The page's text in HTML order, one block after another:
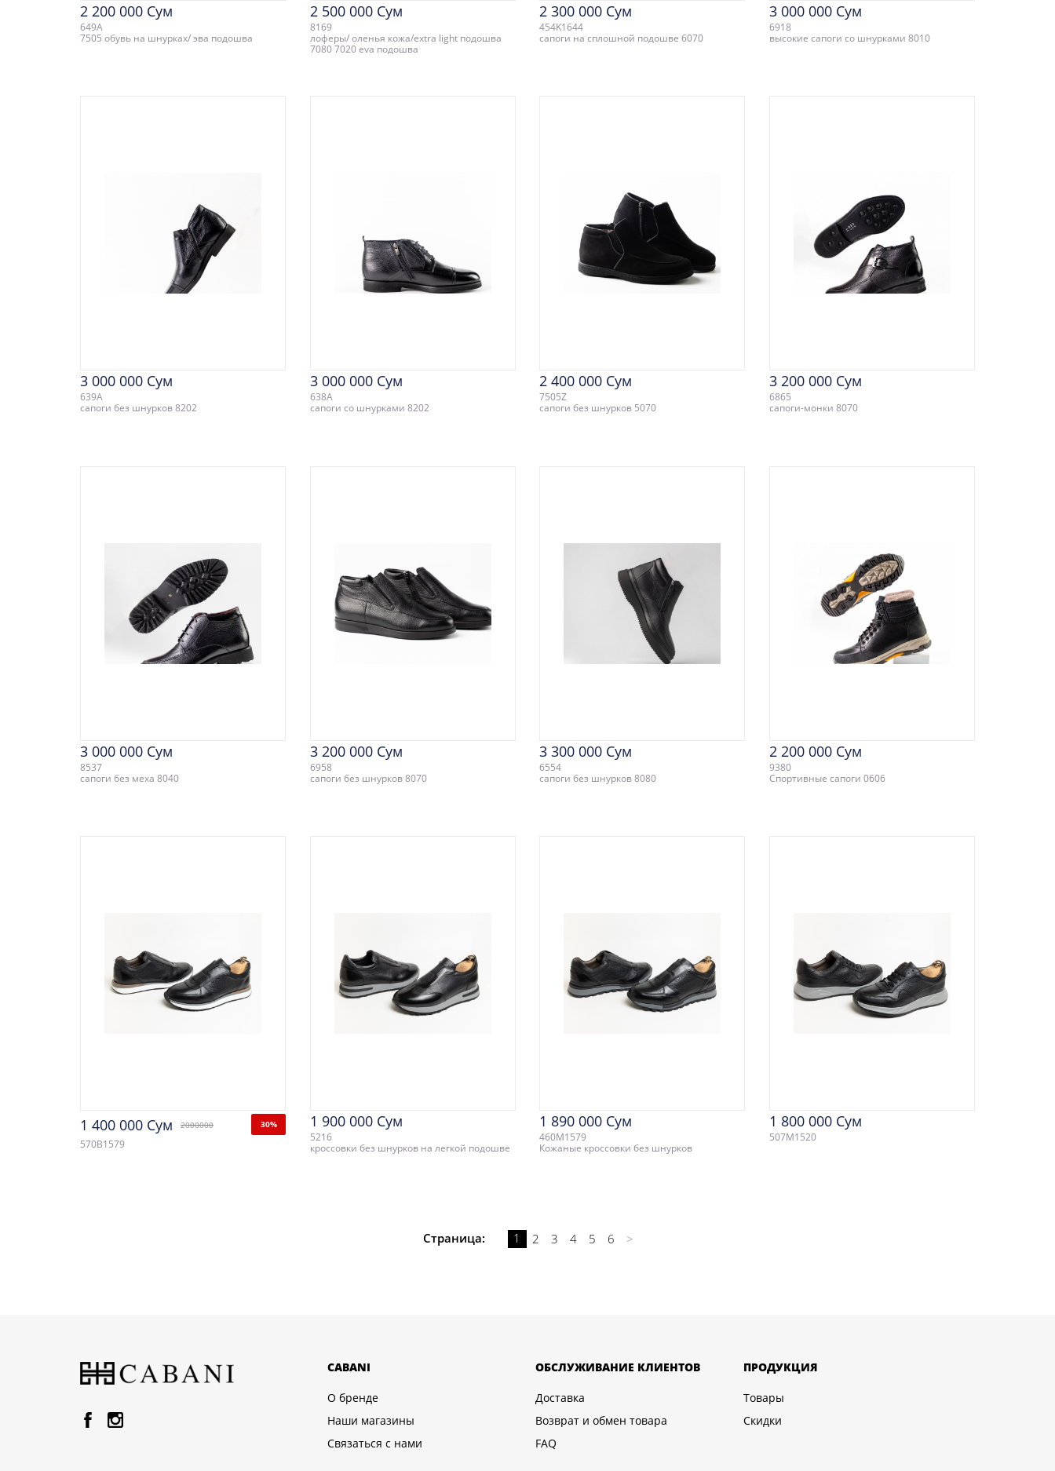
2 200 000 Сум
649A
7505 обувь на шнурках/ эва подошва
2 500 000 Сум
8169
лоферы/ оленья кожа/extra light подошва
7080 7020 eva подошва
2 300 000 Сум
454K1644
сапоги на сплошной подошве 6070
3 000 000 Сум
6918
высокие сапоги со шнурками 8010
3 000 000 Сум
639A
сапоги без шнурков 8202
3 000 000 Сум
638A
сапоги со шнурками 8202
2 400 000 Сум
7505Z
сапоги без шнурков 5070
3 200 000 Сум
6865
сапоги-монки 8070
3 000 000 Сум
8537
сапоги без меха 8040
3 200 000 Сум
6958
сапоги без шнурков 8070
3 300 000 Сум
6554
сапоги без шнурков 8080
2 200 000 Сум
9380
Спортивные сапоги 0606
1 400 000 Сум 2000000 30%
570B1579
1 900 000 Сум
5216
кроссовки без шнурков на легкой подошве
1 890 000 Сум
460M1579
Кожаные кроссовки без шнурков
1 800 000 Сум
507M1520
Cтраница: 1 2 3 4 5 6 >
CABANI
О бренде
Наши магазины
Связаться с нами
ОБСЛУЖИВАНИЕ КЛИЕНТОВ
Доставка
Возврат и обмен товара
FAQ
ПРОДУКЦИЯ
Товары
Скидки